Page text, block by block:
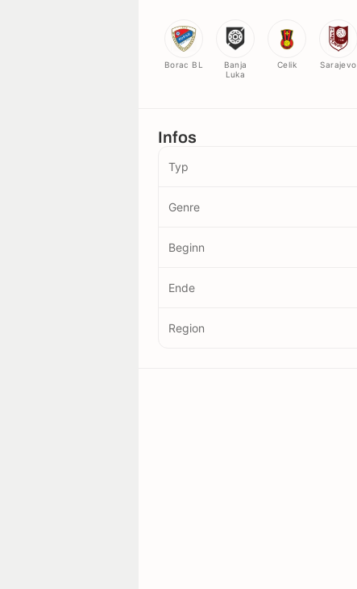
Spieler
Borac BL
Banja
Luka
Celik Sarajevo
Infos
Typ
Genre
Beginn
Ende
Region